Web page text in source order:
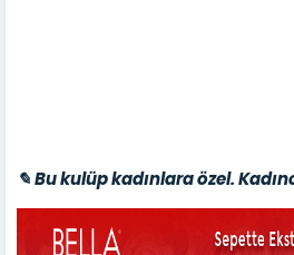
✎ Bu kulüp kadınlara özel.